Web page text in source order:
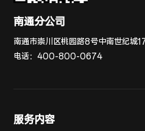
南通分公司
南通市崇川区桃园路8号中南世纪城
电话：400-800-0674
服务内容